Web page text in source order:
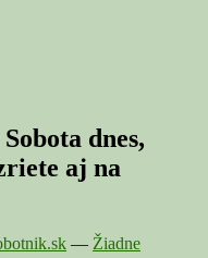
dnes,
aj na
— Žiadne